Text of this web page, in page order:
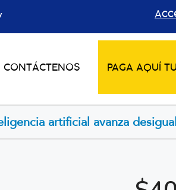
CONTÁCTENOS PAGA AQUÍ
en Latinoamérica,